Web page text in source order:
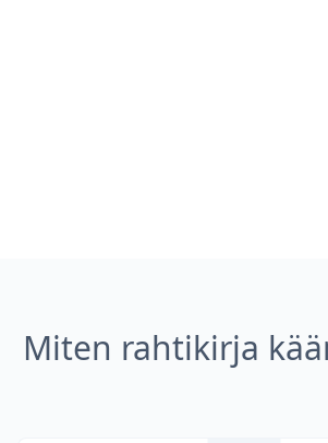
Miten rahtikirja